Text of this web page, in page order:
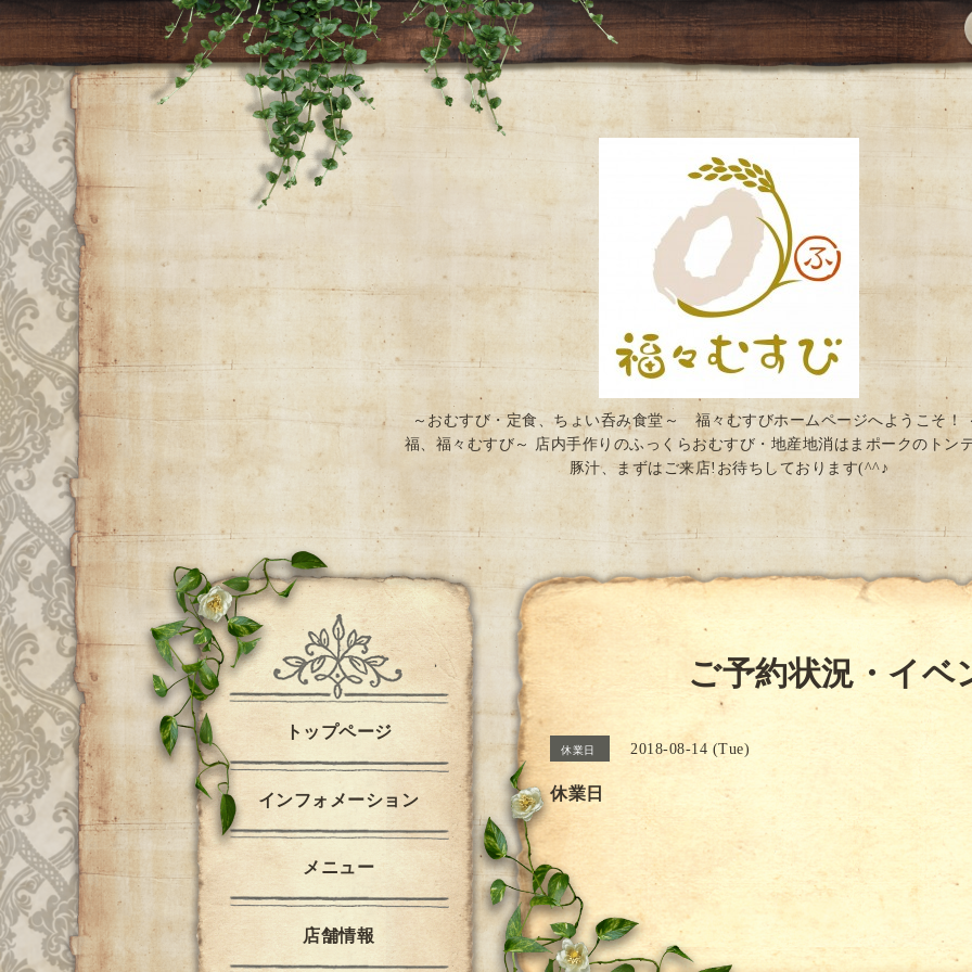
～おむすび・定食、ちょい呑み食堂～ 福々むすびホームページへようこそ！
福、福々むすび～ 店内手作りのふっくらおむすび・地産地消はまポークのトン
豚汁、まずはご来店!お待ちしております(^^♪
ご予約状況・イベ
休業日 2018-08-14 (Tue)
休業日
トップページ
インフォメーション
メニュー
店舗情報